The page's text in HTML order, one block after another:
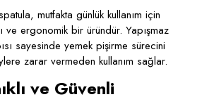
mutfakta günlük kullanım için
ve ergonomik bir üründür. Yapışmaz
sayesinde yemek pişirme sürecini
zarar vermeden kullanım sağlar.
ve Güvenli